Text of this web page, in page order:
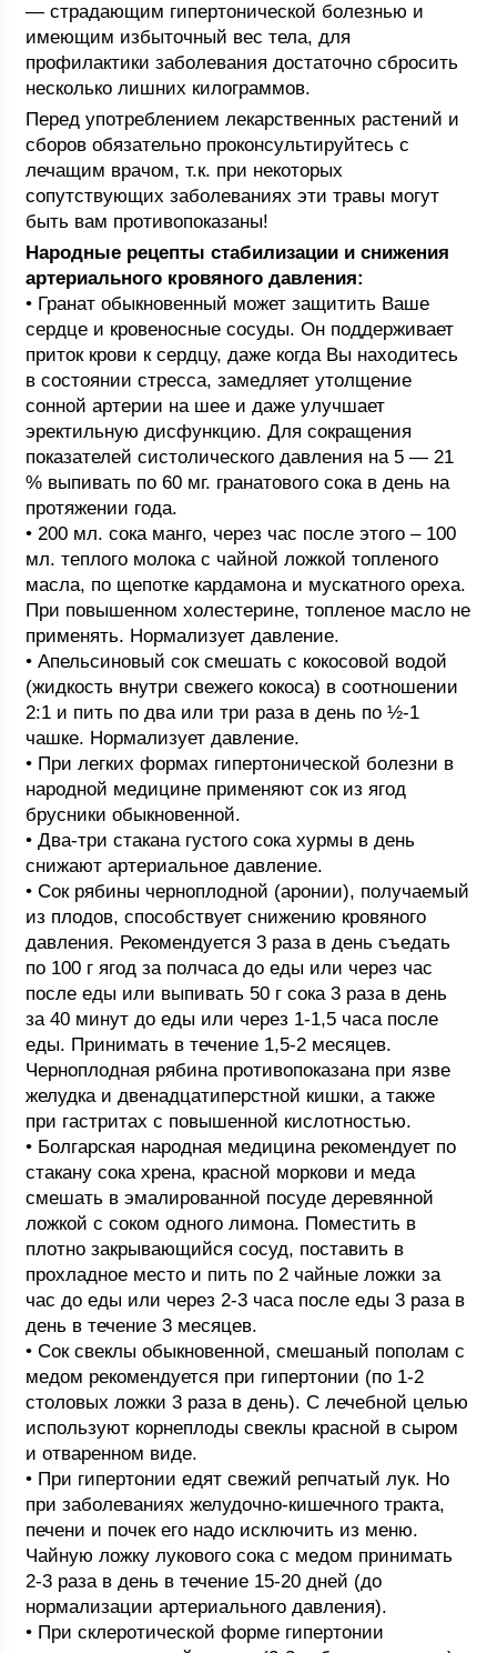
— страдающим гипертонической болезнью и
имеющим избыточный вес тела, для
профилактики заболевания достаточно сбросить
несколько лишних килограммов.
Перед употреблением лекарственных растений и
сборов обязательно проконсультируйтесь с
лечащим врачом, т.к. при некоторых
сопутствующих заболеваниях эти травы могут
быть вам противопоказаны!
Народные рецепты стабилизации и снижения
артериального кровяного давления:
• Гранат обыкновенный может защитить Ваше
сердце и кровеносные сосуды. Он поддерживает
приток крови к сердцу, даже когда Вы находитесь
в состоянии стресса, замедляет утолщение
сонной артерии на шее и даже улучшает
эректильную дисфункцию. Для сокращения
показателей систолического давления на 5 — 21
% выпивать по 60 мг. гранатового сока в день на
протяжении года.
• 200 мл. сока манго, через час после этого – 100
мл. теплого молока с чайной ложкой топленого
масла, по щепотке кардамона и мускатного ореха.
При повышенном холестерине, топленое масло не
применять. Нормализует давление.
• Апельсиновый сок смешать с кокосовой водой
(жидкость внутри свежего кокоса) в соотношении
2:1 и пить по два или три раза в день по ½-1
чашке. Нормализует давление.
• При легких формах гипертонической болезни в
народной медицине применяют сок из ягод
брусники обыкновенной.
• Два-три стакана густого сока хурмы в день
снижают артериальное давление.
• Сок рябины черноплодной (аронии), получаемый
из плодов, способствует снижению кровяного
давления. Рекомендуется 3 раза в день съедать
по 100 г ягод за полчаса до еды или через час
после еды или выпивать 50 г сока 3 раза в день
за 40 минут до еды или через 1-1,5 часа после
еды. Принимать в течение 1,5-2 месяцев.
Черноплодная рябина противопоказана при язве
желудка и двенадцатиперстной кишки, а также
при гастритах с повышенной кислотностью.
• Болгарская народная медицина рекомендует по
стакану сока хрена, красной моркови и меда
смешать в эмалированной посуде деревянной
ложкой с соком одного лимона. Поместить в
плотно закрывающийся сосуд, поставить в
прохладное место и пить по 2 чайные ложки за
час до еды или через 2-3 часа после еды 3 раза в
день в течение 3 месяцев.
• Сок свеклы обыкновенной, смешаный пополам с
медом рекомендуется при гипертонии (по 1-2
столовых ложки 3 раза в день). С лечебной целью
используют корнеплоды свеклы красной в сыром
и отваренном виде.
• При гипертонии едят свежий репчатый лук. Но
при заболеваниях желудочно-кишечного тракта,
печени и почек его надо исключить из меню.
Чайную ложку лукового сока с медом принимать
2-3 раза в день в течение 15-20 дней (до
нормализации артериального давления).
• При склеротической форме гипертонии